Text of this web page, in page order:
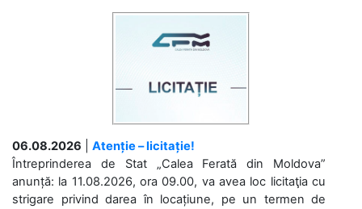
06.08.2026
Atenție – licitație!
Întreprinderea de Stat „Calea Ferată din Moldova”
anunță: la 11.08.2026, ora 09.00, va avea loc licitaţia cu
strigare privind darea în locațiune, pe un termen de